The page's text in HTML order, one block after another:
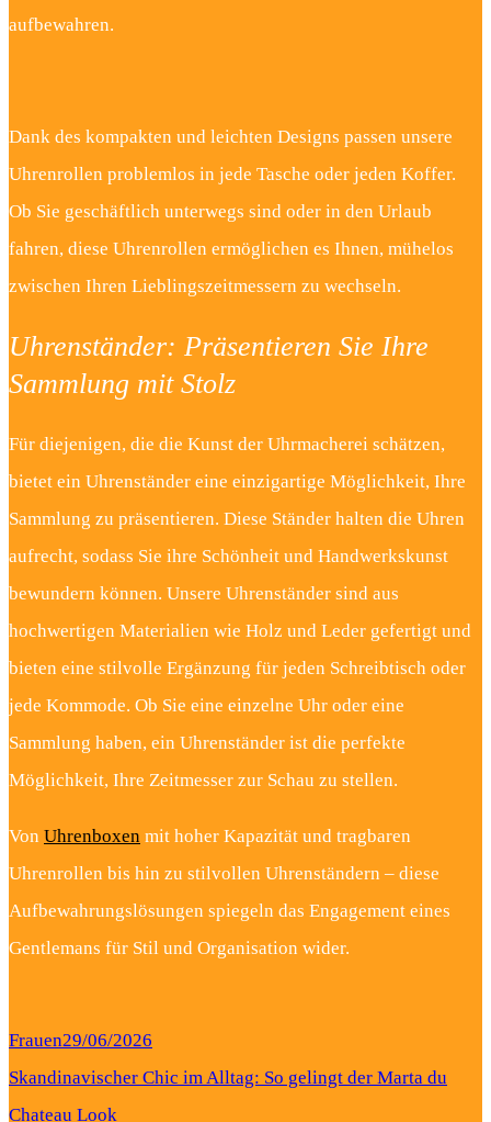
aufbewahren.
Dank des kompakten und leichten Designs passen unsere
Uhrenrollen problemlos in jede Tasche oder jeden Koffer.
Ob Sie geschäftlich unterwegs sind oder in den Urlaub
fahren, diese Uhrenrollen ermöglichen es Ihnen, mühelos
zwischen Ihren Lieblingszeitmessern zu wechseln.
Uhrenständer: Präsentieren Sie Ihre
Sammlung mit Stolz
Für diejenigen, die die Kunst der Uhrmacherei schätzen,
bietet ein Uhrenständer eine einzigartige Möglichkeit, Ihre
Sammlung zu präsentieren. Diese Ständer halten die Uhren
aufrecht, sodass Sie ihre Schönheit und Handwerkskunst
bewundern können. Unsere Uhrenständer sind aus
hochwertigen Materialien wie Holz und Leder gefertigt und
bieten eine stilvolle Ergänzung für jeden Schreibtisch oder
jede Kommode. Ob Sie eine einzelne Uhr oder eine
Sammlung haben, ein Uhrenständer ist die perfekte
Möglichkeit, Ihre Zeitmesser zur Schau zu stellen.
Von Uhrenboxen mit hoher Kapazität und tragbaren
Uhrenrollen bis hin zu stilvollen Uhrenständern – diese
Aufbewahrungslösungen spiegeln das Engagement eines
Gentlemans für Stil und Organisation wider.
Frauen29/06/2026
Skandinavischer Chic im Alltag: So gelingt der Marta du
Chateau Look